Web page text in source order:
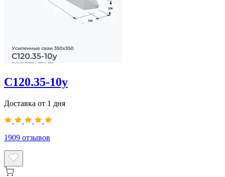
С120.35-10у
Доставка от 1 дня
1909 отзывов